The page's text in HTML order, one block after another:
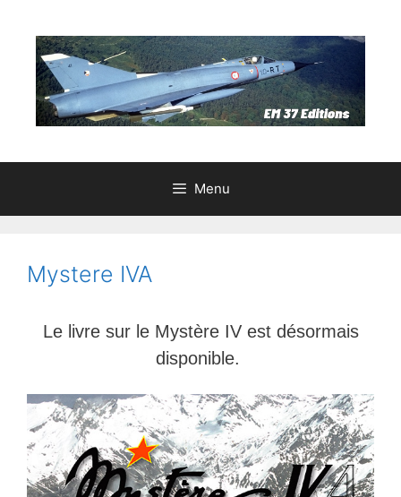
contenu
Menu
Mystere IVA
Le livre sur le Mystère IV est désormais
disponible.